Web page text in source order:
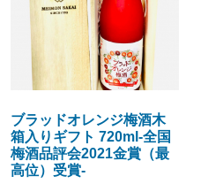
ブラッドオレンジ梅酒木
箱入りギフト 720ml-全国
梅酒品評会2021金賞（最
高位）受賞-